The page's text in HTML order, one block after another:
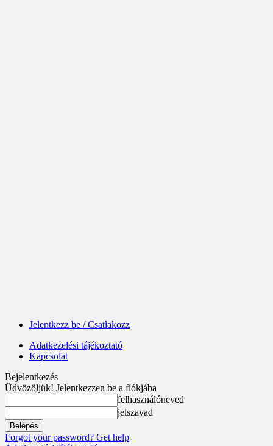
Jelentkezz be / Csatlakozz
Adatkezelési tájékoztató
Kapcsolat
Bejelentkezés
Üdvözöljük! Jelentkezzen be a fiókjába
felhasználóneved
jelszavad
Forgot your password? Get help